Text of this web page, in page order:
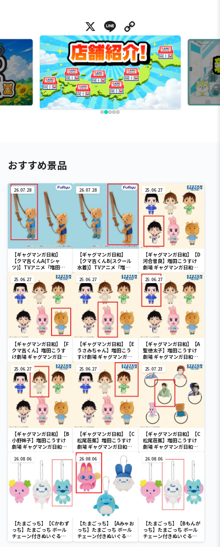
X Line
おすすめ景品
26.07.28
【ギャグマンガ日和】
【クマ吉くんA(Tシャ
ツ)】TVアニメ『増田こ
うすけ劇場 ギャグマンガ
日和GO』 クマ吉くん逮
捕されポシェット
26.07.28
【ギャグマンガ日和】
【クマ吉くんB(スクール
水着)】TVアニメ『増田
こうすけ劇場 ギャグマン
ガ日和GO』 クマ吉くん
逮捕されポシェット
25.06.27
【ギャグマンガ日和】【D
河合曽良】増田こうすけ
劇場 ギャグマンガ日和
GO ぬいぐるみ
25.06.27
【ギャグマンガ日和】【F
クマ吉くん】増田こうす
け劇場 ギャグマンガ日和
GO ぬいぐるみ
25.06.27
【ギャグマンガ日和】【E
うさみちゃん】増田こう
すけ劇場 ギャグマンガ日
和GO ぬいぐるみ
25.06.27
【ギャグマンガ日和】【A
聖徳太子】増田こうすけ
劇場 ギャグマンガ日和
GO ぬいぐるみ
25.06.27
【ギャグマンガ日和】【B
小野妹子】増田こうすけ
劇場 ギャグマンガ日和
25.06.27
【ギャグマンガ日和】【C
松尾芭蕉】増田こうすけ
劇場 ギャグマンガ日和
GO ぬいぐるみ
25.07.23
【ギャグマンガ日和】【C
松尾芭蕉】増田こうすけ
劇場 ギャグマンガ日和
26.08.06
【たまごっち】【Cかわず
っち】たまごっち ボール
チェーン付きぬいぐるみ
～Tamagotchi
26.08.06
【たまごっち】【Aみゃお
っち】たまごっち ボール
チェーン付きぬいぐるみ
～Tamagotchi
26.08.06
【たまごっち】【Bもんが
っち】たまごっち ボール
チェーン付きぬいぐるみ
～Tamagotchi